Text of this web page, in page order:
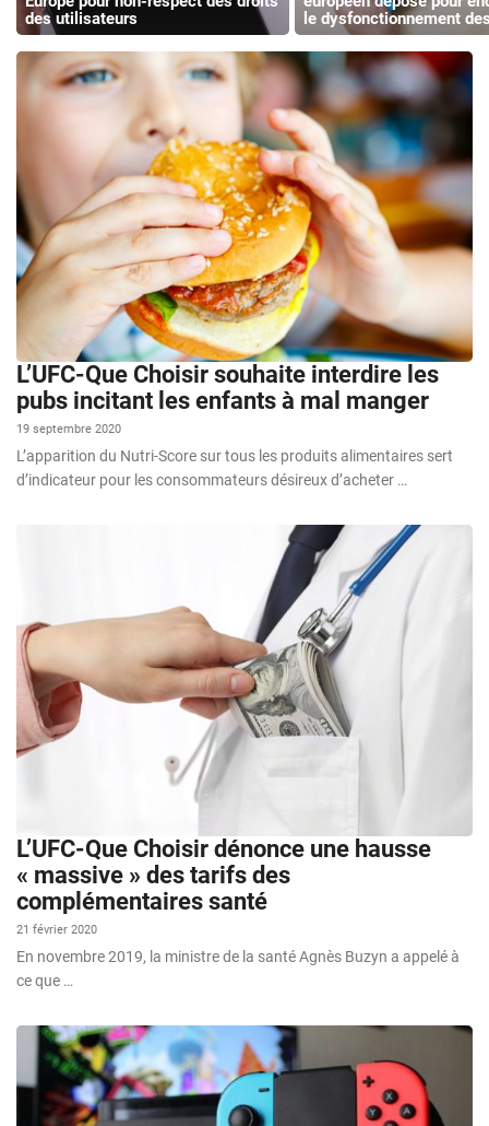
des utilisateurs
le dysfonctionnement
L’UFC-Que Choisir souhaite interdire les
pubs incitant les enfants à mal manger
19 septembre 2020
L’apparition du Nutri-Score sur tous les produits alimentaires sert
d’indicateur pour les consommateurs désireux d’acheter …
L’UFC-Que Choisir dénonce une hausse
« massive » des tarifs des
complémentaires santé
21 février 2020
En novembre 2019, la ministre de la santé Agnès Buzyn a appelé à
ce que …